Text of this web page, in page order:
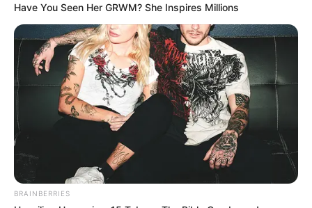
LIHAT ARTIKEL LAINNYA
Kang Solah from Kang
Mak x Nenek Gayung
Tukar Takdir
Have You Seen Her GRWM? She Inspires Millions
BRAINBERRIES